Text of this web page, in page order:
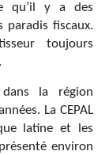
qu’il y a des
paradis fiscaux.
toujours
dans la région
La CEPAL
latine et les
environ